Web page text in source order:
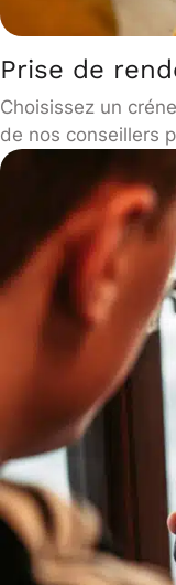
Prise de
Choisissez un
de nos conseillers